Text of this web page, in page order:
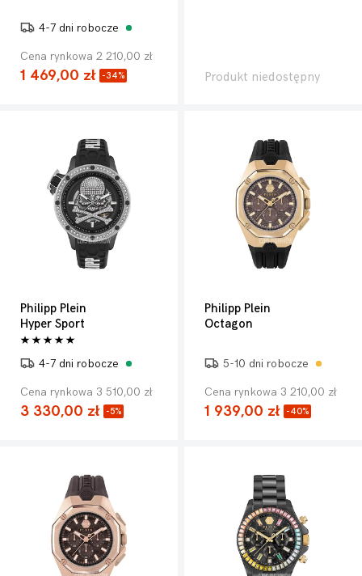
4-7 dni robocze
Cena rynkowa 2 210,00 zł
1 469,00 zł -34% Produkt niedostępny
Philipp Plein
Hyper Sport
4-7 dni robocze
Cena rynkowa 3 510,00 zł
3 330,00 zł -5%
Philipp Plein
Octagon
5-10 dni robocze
Cena rynkowa 3 210,00 zł
1 939,00 zł -40%